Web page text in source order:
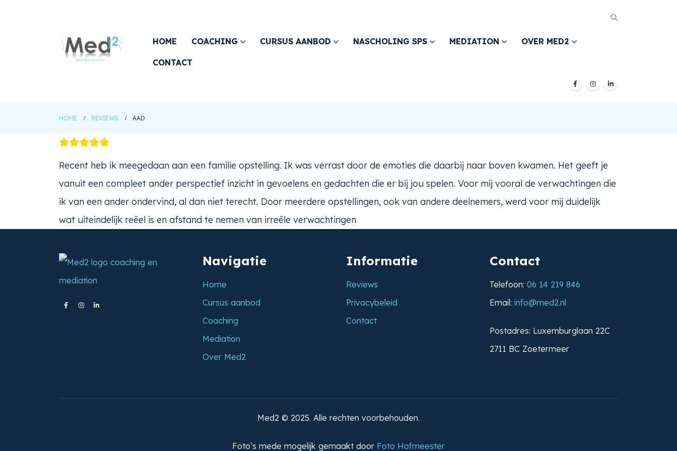
HOME COACHING CURSUS AANBOD NASCHOLING SPS MEDIATION OVER MED2
CONTACT
HOME REVIEWS AAD
Recent heb ik meegedaan aan een familie opstelling. Ik was verrast door de emoties die daarbij naar boven kwamen. Het geeft je
vanuit een compleet ander perspectief inzicht in gevoelens en gedachten die er bij jou spelen. Voor mij vooral de verwachtingen die
ik van een ander ondervind, al dan niet terecht. Door meerdere opstellingen, ook van andere deelnemers, werd voor mij duidelijk
wat uiteindelijk reëel is en afstand te nemen van irreële verwachtingen
Navigatie
Home
Cursus aanbod
Coaching
Mediation
Over Med2
Informatie
Reviews
Privacybeleid
Contact
Contact
Telefoon: 06 14 219 846
Email: info@med2.nl
Postadres: Luxemburglaan 22C
2711 BC Zoetermeer
Med2 © 2025. Alle rechten voorbehouden.
Foto’s mede mogelijk gemaakt door Foto Hofmeester